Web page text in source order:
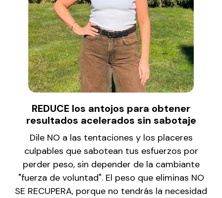
REDUCE los antojos para obtener
resultados acelerados sin sabotaje
Dile NO a las tentaciones y los placeres
culpables que sabotean tus esfuerzos por
perder peso, sin depender de la cambiante
"fuerza de voluntad". El peso que eliminas NO
SE RECUPERA, porque no tendrás la necesidad